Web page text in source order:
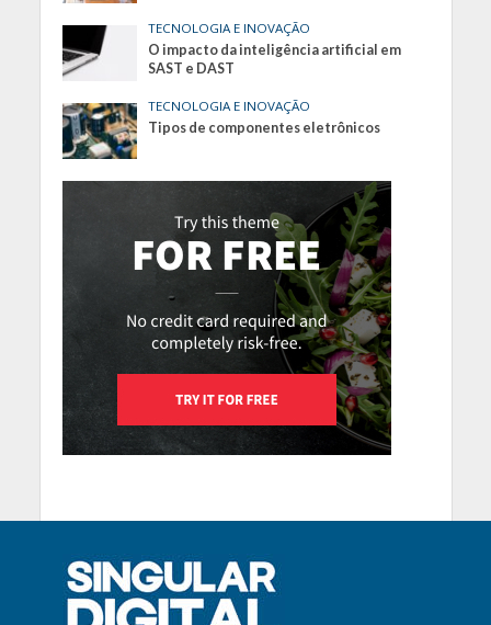
TECNOLOGIA E INOVAÇÃO
O impacto da inteligência artificial em
SAST e DAST
TECNOLOGIA E INOVAÇÃO
Tipos de componentes eletrônicos